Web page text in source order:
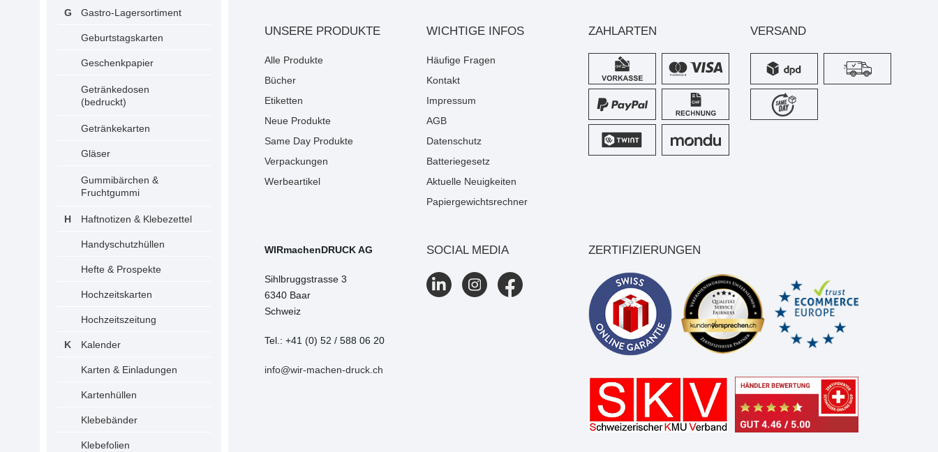
Gastro-Lagersortiment
Geburtstagskarten
Geschenkpapier
Getränkedosen
(bedruckt)
Getränkekarten
Gläser
Gummibärchen &
Fruchtgummi
Haftnotizen & Klebezettel
Handyschutzhüllen
Hefte & Prospekte
Hochzeitskarten
Hochzeitszeitung
Kalender
Karten & Einladungen
Kartenhüllen
Klebebänder
Klebefolien
UNSERE PRODUKTE
Alle Produkte
Bücher
Etiketten
Neue Produkte
Same Day Produkte
Verpackungen
Werbeartikel
WICHTIGE INFOS
Häufige Fragen
Kontakt
Impressum
AGB
Datenschutz
Batteriegesetz
Aktuelle Neuigkeiten
Papiergewichtsrechner
ZAHLARTEN VERSAND
WIRmachenDRUCK AG
Sihlbruggstrasse 3
6340 Baar
Schweiz
Tel.: +41 (0) 52 / 588 06 20
info@wir-machen-druck.ch
SOCIAL MEDIA ZERTIFIZIERUNGEN